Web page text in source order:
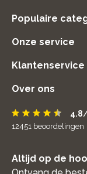
Populaire
Onze service
Klantenservice
Over ons
4.8
12451 beoordelingen
Altijd op de